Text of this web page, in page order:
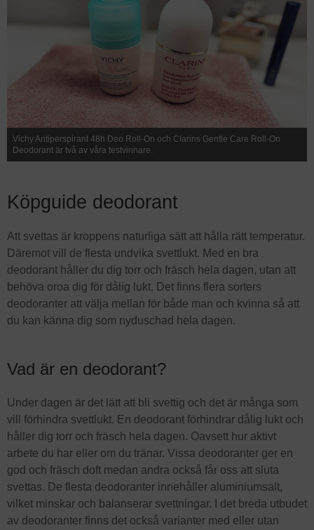
Vichy Antiperspirant 48h Deo Roll-On och Clarins Gentle Care Roll-On
Deodorant är två av våra testvinnare.
Köpguide deodorant
Att svettas är kroppens naturliga sätt att hålla rätt temperatur.
Däremot vill de flesta undvika svettlukt. Med en bra
deodorant håller du dig torr och fräsch hela dagen, utan att
behöva oroa dig för dålig lukt. Det finns flera sorters
deodoranter att välja mellan för både man och kvinna så att
du kan känna dig som nyduschad hela dagen.
Vad är en deodorant?
Under dagen är det lätt att bli svettig och det är många som
vill förhindra svettlukt. En deodorant förhindrar dålig lukt och
håller dig torr och fräsch hela dagen. Oavsett hur aktivt
arbete du har eller om du tränar. Vissa deodoranter ger en
god och fräsch doft medan andra också får oss att sluta
svettas. De flesta deodoranter innehåller aluminiumsalt,
vilket minskar och balanserar svettningar. I det breda utbudet
av deodoranter finns det också varianter med eller utan